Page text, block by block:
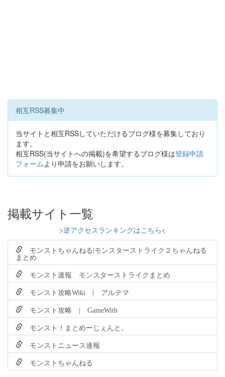
相互RSS募集中
当サイトと相互RSSしていただけるブログ様を募集しており
ます。
相互RSS(当サイトへの掲載)を希望するブログ様は登録申請
フォームより申請をお願いします。
掲載サイト一覧
>逆アクセスランキングはこちら<
モンストちゃんねる|モンスターストライク２ちゃんねる
まとめ
モンスト速報 モンスターストライクまとめ
モンスト攻略Wiki | アルテマ
モンスト攻略 | GameWith
モンスト！まとめーじぇんと。
モンストニュース速報
モンストちゃんねる